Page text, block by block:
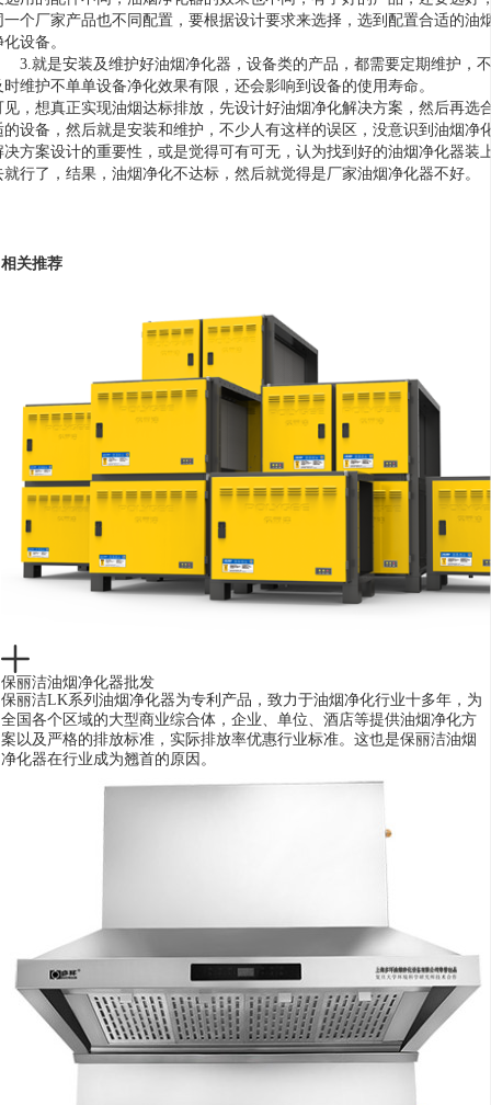
一个厂家产品也不同配置，要根据设计要求来选择，选到配置合适的油
设备。
3.就是安装及维护好油烟净化器，设备类的产品，都需要定期维护，不
时维护不单单设备净化效果有限，还会影响到设备的使用寿命。
见，想真正实现油烟达标排放，先设计好油烟净化解决方案，然后再选
的设备，然后就是安装和维护，不少人有这样的误区，没意识到油烟净
决方案设计的重要性，或是觉得可有可无，认为找到好的油烟净化器装
就行了，结果，油烟净化不达标，然后就觉得是厂家油烟净化器不好。
相关推荐
保丽洁油烟净化器批发
保丽洁LK系列油烟净化器为专利产品，致力于油烟净化行业十多年，为
全国各个区域的大型商业综合体，企业、单位、酒店等提供油烟净化方
案以及严格的排放标准，实际排放率优惠行业标准。这也是保丽洁油烟
净化器在行业成为翘首的原因。